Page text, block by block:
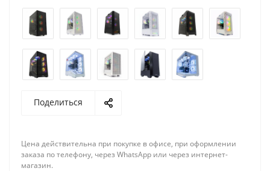
Поделиться
Цена действительна при покупке в офисе, при оформлении
заказа по телефону, через WhatsApp или через интернет-
магазин.